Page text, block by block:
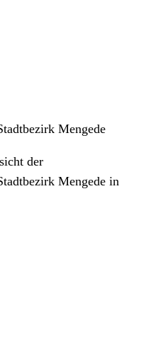
Mengede
der
Mengede in